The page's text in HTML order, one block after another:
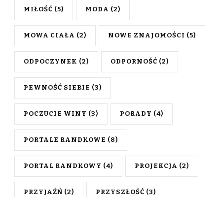
MIŁOŚĆ (5) MODA (2)
MOWA CIAŁA (2) NOWE ZNAJOMOŚCI (5)
ODPOCZYNEK (2) ODPORNOŚĆ (2)
PEWNOŚĆ SIEBIE (3)
POCZUCIE WINY (3) PORADY (4)
PORTALE RANDKOWE (8)
PORTAL RANDKOWY (4) PROJEKCJA (2)
PRZYJAŹŃ (2) PRZYSZŁOŚĆ (3)